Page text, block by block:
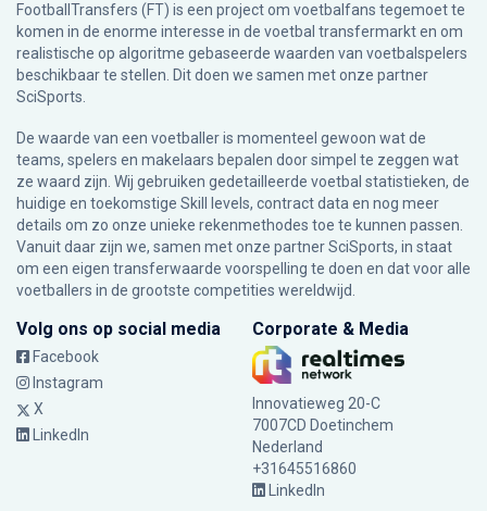
FootballTransfers (FT) is een project om voetbalfans tegemoet te
komen in de enorme interesse in de voetbal transfermarkt en om
realistische op algoritme gebaseerde waarden van voetbalspelers
beschikbaar te stellen. Dit doen we samen met onze partner
SciSports.
De waarde van een voetballer is momenteel gewoon wat de
teams, spelers en makelaars bepalen door simpel te zeggen wat
ze waard zijn. Wij gebruiken gedetailleerde voetbal statistieken, de
huidige en toekomstige Skill levels, contract data en nog meer
details om zo onze unieke rekenmethodes toe te kunnen passen.
Vanuit daar zijn we, samen met onze partner SciSports, in staat
om een eigen transferwaarde voorspelling te doen en dat voor alle
voetballers in de grootste competities wereldwijd.
Volg ons op social media
Facebook
Instagram
X
LinkedIn
Corporate & Media
Innovatieweg 20-C
7007CD Doetinchem
Nederland
+31645516860
LinkedIn